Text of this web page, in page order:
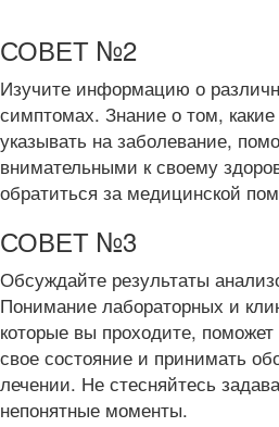
СОВЕТ №2
Изучите информацию о
симптомах. Знание о том, какие
указывать на заболевание,
внимательными к своему
обратиться за медицинской
СОВЕТ №3
Обсуждайте результаты
Понимание лабораторных и
которые вы проходите,
свое состояние и принимать
лечении. Не стесняйтесь
непонятные моменты.